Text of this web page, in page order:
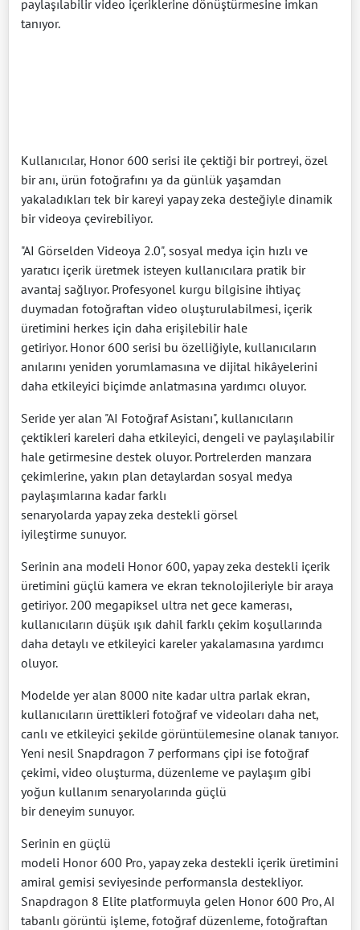
paylaşılabilir video içeriklerine dönüştürmesine imkan
tanıyor.
Kullanıcılar, Honor 600 serisi ile çektiği bir portreyi, özel
bir anı, ürün fotoğrafını ya da günlük yaşamdan
yakaladıkları tek bir kareyi yapay zeka desteğiyle dinamik
bir videoya çevirebiliyor.
"AI Görselden Videoya 2.0", sosyal medya için hızlı ve
yaratıcı içerik üretmek isteyen kullanıcılara pratik bir
avantaj sağlıyor. Profesyonel kurgu bilgisine ihtiyaç
duymadan fotoğraftan video oluşturulabilmesi, içerik
üretimini herkes için daha erişilebilir hale
getiriyor. Honor 600 serisi bu özelliğiyle, kullanıcıların
anılarını yeniden yorumlamasına ve dijital hikâyelerini
daha etkileyici biçimde anlatmasına yardımcı oluyor.
Seride yer alan "AI Fotoğraf Asistanı", kullanıcıların
çektikleri kareleri daha etkileyici, dengeli ve paylaşılabilir
hale getirmesine destek oluyor. Portrelerden manzara
çekimlerine, yakın plan detaylardan sosyal medya
paylaşımlarına kadar farklı
senaryolarda yapay zeka destekli görsel
iyileştirme sunuyor.
Serinin ana modeli Honor 600, yapay zeka destekli içerik
üretimini güçlü kamera ve ekran teknolojileriyle bir araya
getiriyor. 200 megapiksel ultra net gece kamerası,
kullanıcıların düşük ışık dahil farklı çekim koşullarında
daha detaylı ve etkileyici kareler yakalamasına yardımcı
oluyor.
Modelde yer alan 8000 nite kadar ultra parlak ekran,
kullanıcıların ürettikleri fotoğraf ve videoları daha net,
canlı ve etkileyici şekilde görüntülemesine olanak tanıyor.
Yeni nesil Snapdragon 7 performans çipi ise fotoğraf
çekimi, video oluşturma, düzenleme ve paylaşım gibi
yoğun kullanım senaryolarında güçlü
bir deneyim sunuyor.
Serinin en güçlü
modeli Honor 600 Pro, yapay zeka destekli içerik üretimini
amiral gemisi seviyesinde performansla destekliyor.
Snapdragon 8 Elite platformuyla gelen Honor 600 Pro, AI
tabanlı görüntü işleme, fotoğraf düzenleme, fotoğraftan